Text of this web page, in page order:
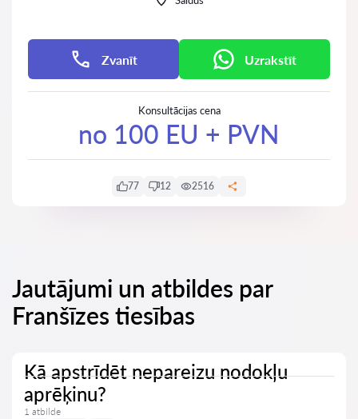
Zvanīt Uzrakstīt
Konsultācijas cena
no 100 EU + PVN
77 12 2516
Jautājumi un atbildes par
Franšīzes tiesības
Kā apstrīdēt nepareizu nodokļu
aprēķinu?
1 atbilde